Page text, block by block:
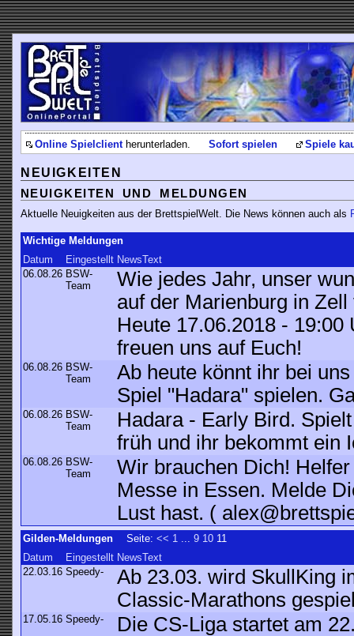
Online Spielclientherunterladen. Sofort spielen Spiele
NEUIGKEITEN
NEUIGKEITEN UND MELDUNGEN
Aktuelle Neuigkeiten aus der BrettspielWelt. Die News können auch als
Wichtige Meldungen
Datum
Eingestellt NewsText
06.08.26 BSW-
Team
Wie jedes Jahr, unser
auf der Marienburg in
Heute 17.06.2018 -
freuen uns auf Euch!
06.08.26 BSW-
Team
Ab heute könnt ihr bei
Spiel "Hadara" spielen.
06.08.26 BSW-
Team
Hadara - Early Bird.
früh und ihr bekommt ein
06.08.26 BSW-
Team
Wir brauchen Dich!
Messe in Essen. Melde
Lust hast. (
Gilden-Meldungen Seite:<< 1 ...9 10 11
Datum
Eingestellt NewsText
22.03.16 Speedy-
Ab 23.03. wird SkullKing
Classic-Marathons
17.05.16 Speedy- Die CS-Liga startet am